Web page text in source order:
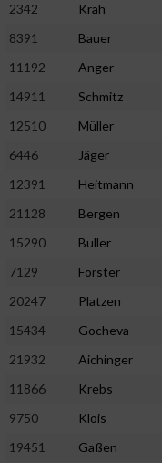
2342
Krah
8391
Bauer
11192
Anger
14911
Schmitz
12510
Müller
6446
Jäger
12391
Heitmann
21128
Bergen
15290
Buller
7129
Forster
20247
Platzen
15434
Gocheva
21932
Aichinger
11866
Krebs
9750
Klois
19451
Gaßen